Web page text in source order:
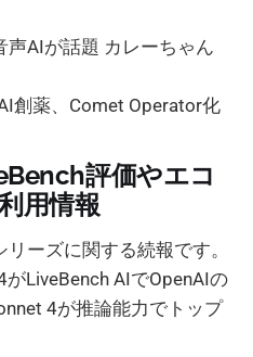
声AIが話題 カレーちゃん
創薬、Comet Operator化
評価やエコ
用情報
ーズに関する続報です。
LiveBench AIでOpenAIの
4が推論能力でトップ